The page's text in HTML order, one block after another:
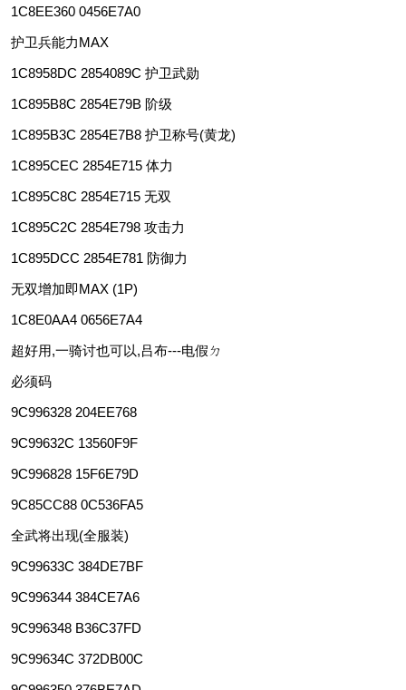
1C8EE360 0456E7A0
护卫兵能力MAX
1C8958DC 2854089C 护卫武勋
1C895B8C 2854E79B 阶级
1C895B3C 2854E7B8 护卫称号(黄龙)
1C895CEC 2854E715 体力
1C895C8C 2854E715 无双
1C895C2C 2854E798 攻击力
1C895DCC 2854E781 防御力
无双增加即MAX (1P)
1C8E0AA4 0656E7A4
超好用,一骑讨也可以,吕布---电假ㄉ
必须码
9C996328 204EE768
9C99632C 13560F9F
9C996828 15F6E79D
9C85CC88 0C536FA5
全武将出现(全服装)
9C99633C 384DE7BF
9C996344 384CE7A6
9C996348 B36C37FD
9C99634C 372DB00C